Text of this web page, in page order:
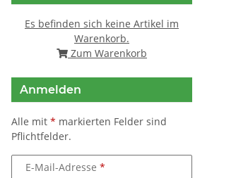
Es befinden sich keine Artikel im
Warenkorb.
Zum Warenkorb
Anmelden
Alle mit * markierten Felder sind
Pflichtfelder.
E-Mail-Adresse